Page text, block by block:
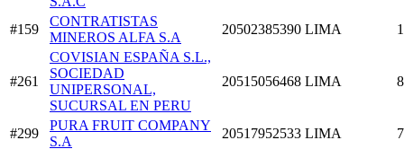
#159
CONTRATISTAS
MINEROS ALFA S.A
20502385390 LIMA
#261
COVISIAN ESPAÑA S.L.,
SOCIEDAD
UNIPERSONAL,
SUCURSAL EN PERU
20515056468 LIMA
#299
PURA FRUIT COMPANY
S.A
20517952533 LIMA